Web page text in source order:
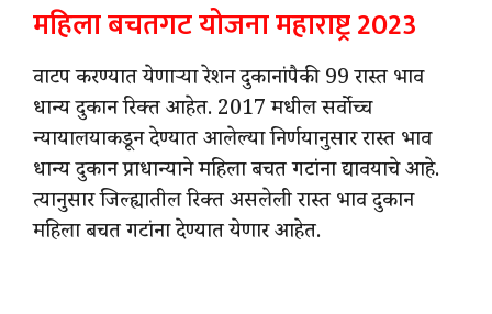
महिला बचतगट योजना महाराष्ट्र 2023
वाटप करण्यात येणाऱ्या रेशन दुकानांपैकी 99 रास्त भाव
धान्य दुकान रिक्त आहेत. 2017 मधील सर्वोच्च
न्यायालयाकडून देण्यात आलेल्या निर्णयानुसार रास्त भाव
धान्य दुकान प्राधान्याने महिला बचत गटांना द्यावयाचे आहे.
त्यानुसार जिल्ह्यातील रिक्त असलेली रास्त भाव दुकान
महिला बचत गटांना देण्यात येणार आहेत.